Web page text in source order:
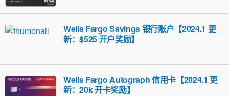
Wells Fargo Savings 银行账户【2024.1 更
新：$525 开户奖励】
Wells Fargo Autograph 信用卡【2024.1 更
新：20k 开卡奖励】